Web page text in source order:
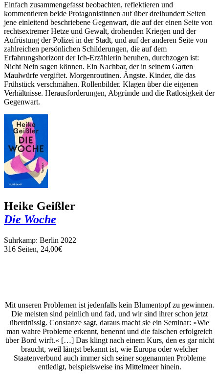
Einfach zusammengefasst beobachten, reflektieren und
kommentieren beide Protagonistinnen auf über dreihundert Seiten
jene einleitend beschriebene Gegenwart, die auf der einen Seite von
rechtsextremer Hetze und Gewalt, drohenden Kriegen und der
Aufrüstung der Polizei in der Stadt, und auf der anderen Seite von
zahlreichen persönlichen Schilderungen, die auf dem
Erfahrungshorizont der Ich-Erzählerin beruhen, durchzogen ist:
Nicht Nein sagen können. Ein Nachbar, der in seinem Garten
Maulwürfe vergiftet. Morgenroutinen. Ängste. Kinder, die das
Frühstück verschmähen. Rollenbilder. Klagen über die eigenen
Verhältnisse. Herausforderungen, Abgründe und die Ratlosigkeit der
Gegenwart.
Heike Geißler
Die Woche
Suhrkamp: Berlin 2022
316 Seiten, 24,00€
Mit unseren Problemen ist jedenfalls kein Blumentopf zu gewinnen.
Die meisten sind peinlich und fad, und wir sind ihrer schon jetzt
überdrüssig. Constanze sagt, daraus macht sie ein Seminar: »Wie
man wahre Probleme erkennt, benennt und die falschen erfolgreich
über Bord wirft.« […] Das klingt nach einem Kurs, den es gar nicht
braucht, weil längst bekannt ist, wie Europa oder welcher
Staatenverbund auch immer sich seiner sogenannten Probleme
entledigt, beispielsweise ins Mittelmeer hinein.